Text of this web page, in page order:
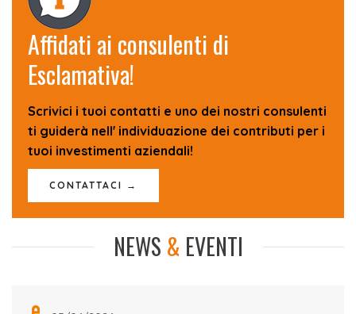
Affidati ai consulenti di
Esclamativa!
Scrivici i tuoi contatti e uno dei nostri consulenti
ti guiderà nell' individuazione dei contributi per i
tuoi investimenti aziendali!
CONTATTACI →
NEWS & EVENTI